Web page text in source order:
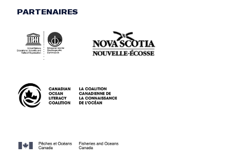
PARTENAIRES